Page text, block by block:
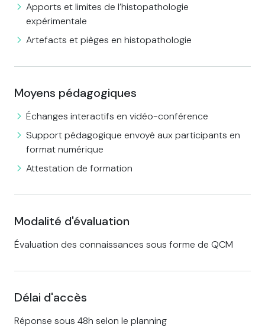
Apports et limites de l’histopathologie
expérimentale
Artefacts et pièges en histopathologie
Moyens pédagogiques
Échanges interactifs en vidéo-conférence
Support pédagogique envoyé aux participants en
format numérique
Attestation de formation
Modalité d'évaluation
Évaluation des connaissances sous forme de QCM
Délai d'accès
Réponse sous 48h selon le planning